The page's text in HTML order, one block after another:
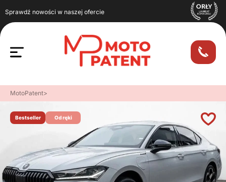
Sprawdź nowości w naszej ofercie
MotoPatent>
Bestseller Od ręki